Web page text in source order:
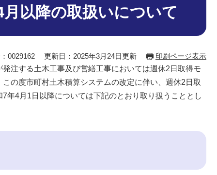
以降の取扱いについて
0029162 更新日：2025年3月24日更新
印刷ページ表示
注する土木工事及び営繕工事においては週休2日取得モ
の度市町村土木積算システムの改定に伴い、週休2日取
年4月1日以降については下記のとおり取り扱うこととし